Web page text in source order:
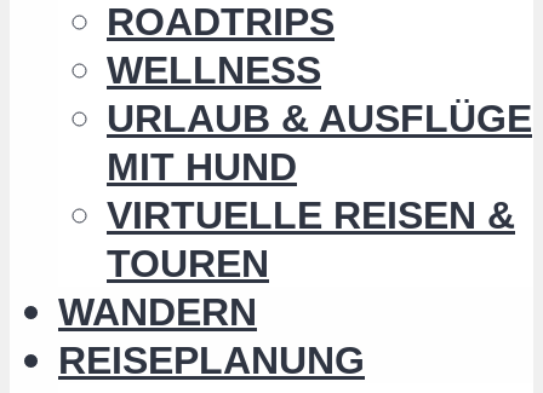
ROADTRIPS
WELLNESS
URLAUB & AUSFLÜGE
MIT HUND
VIRTUELLE REISEN &
TOUREN
WANDERN
REISEPLANUNG